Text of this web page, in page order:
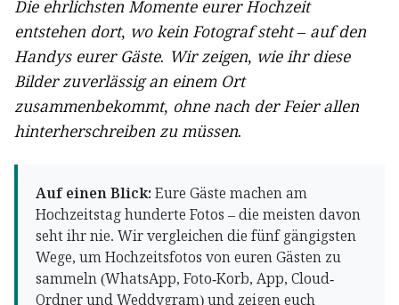
Die ehrlichsten Momente eurer Hochzeit
entstehen dort, wo kein Fotograf steht – auf den
Handys eurer Gäste. Wir zeigen, wie ihr diese
Bilder zuverlässig an einem Ort
zusammenbekommt, ohne nach der Feier allen
hinterherschreiben zu müssen.
Auf einen Blick: Eure Gäste machen am
Hochzeitstag hunderte Fotos – die meisten davon
seht ihr nie. Wir vergleichen die fünf gängigsten
Wege, um Hochzeitsfotos von euren Gästen zu
sammeln (WhatsApp, Foto-Korb, App, Cloud-
Ordner und Weddygram) und zeigen euch